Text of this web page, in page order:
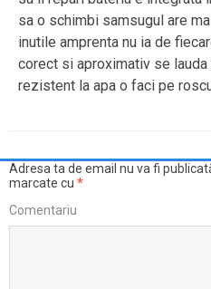
sa o schimbi samsugul are
inutile amprenta nu ia de
corect si aproximativ se
rezistent la apa o faci pe
Adresa ta de email nu va fi
marcate cu *
Comentariu